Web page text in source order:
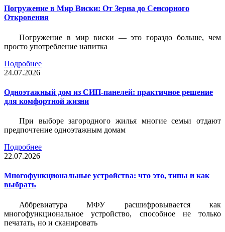
Погружение в Мир Виски: От Зерна до Сенсорного
Откровения
Погружение в мир виски — это гораздо больше, чем
просто употребление напитка
Подробнее
24.07.2026
Одноэтажный дом из СИП-панелей: практичное решение
для комфортной жизни
При выборе загородного жилья многие семьи отдают
предпочтение одноэтажным домам
Подробнее
22.07.2026
Многофункциональные устройства: что это, типы и как
выбрать
Аббревиатура МФУ расшифровывается как
многофункциональное устройство, способное не только
печатать, но и сканировать